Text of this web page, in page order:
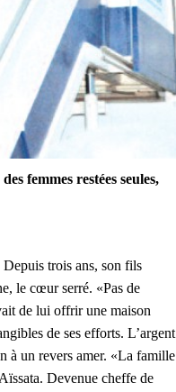
femmes restées seules,
trois ans, son fils
le cœur serré. «Pas de
de lui offrir une maison
de ses efforts. L’argent
à un revers amer. «La famille
Devenue cheffe de